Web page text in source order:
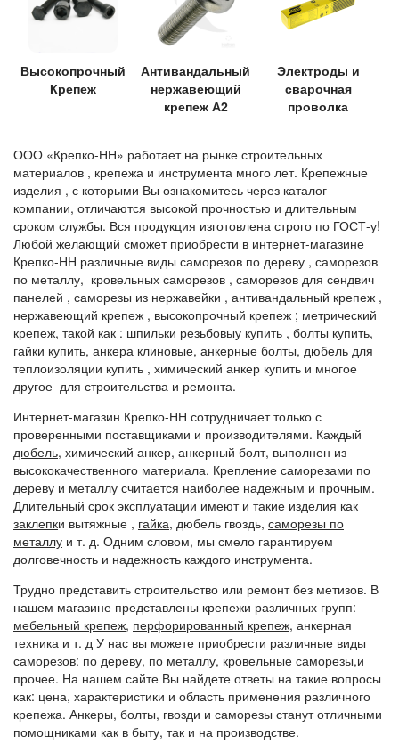
Высокопрочный
Крепеж
Антивандальный
нержавеющий
крепеж А2
Электроды и
сварочная
проволка
ООО «Крепко-НН» работает на рынке строительных
материалов , крепежа и инструмента много лет. Крепежные
изделия , с которыми Вы ознакомитесь через каталог
компании, отличаются высокой прочностью и длительным
сроком службы. Вся продукция изготовлена строго по ГОСТ-у!
Любой желающий сможет приобрести в интернет-магазине
Крепко-НН различные виды саморезов по дереву , саморезов
по металлу, кровельных саморезов , саморезов для сендвич
панелей , саморезы из нержавейки , антивандальный крепеж ,
нержавеющий крепеж , высокопрочный крепеж ; метрический
крепеж, такой как : шпильки резьбовыу купить , болты купить,
гайки купить, анкера клиновые, анкерные болты, дюбель для
теплоизоляции купить , химический анкер купить и многое
другое для строительства и ремонта.
Интернет-магазин Крепко-НН сотрудничает только с
проверенными поставщиками и производителями. Каждый
дюбель, химический анкер, анкерный болт, выполнен из
высококачественного материала. Крепление саморезами по
дереву и металлу считается наиболее надежным и прочным.
Длительный срок эксплуатации имеют и такие изделия как
заклепки вытяжные , гайка, дюбель гвоздь, саморезы по
металлу и т. д. Одним словом, мы смело гарантируем
долговечность и надежность каждого инструмента.
Трудно представить строительство или ремонт без метизов. В
нашем магазине представлены крепежи различных групп:
мебельный крепеж, перфорированный крепеж, анкерная
техника и т. д У нас вы можете приобрести различные виды
саморезов: по дереву, по металлу, кровельные саморезы,и
прочее. На нашем сайте Вы найдете ответы на такие вопросы
как: цена, характеристики и область применения различного
крепежа. Анкеры, болты, гвозди и саморезы станут отличными
помощниками как в быту, так и на производстве.